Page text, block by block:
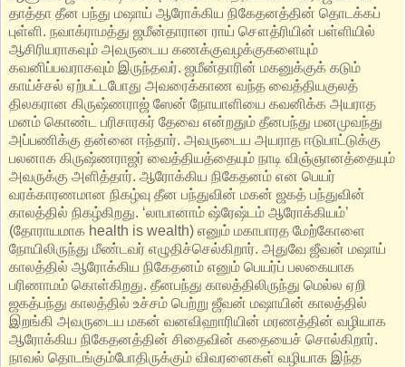
தாத்தா தீன பந்து மஷாய் ஆரோக்கிய நிகேதனத்தின் தொடக்கப்
புள்ளி. நவாக்ராமத்து ஜமீன்தாரான ராய் சௌத்ரியின் பள்ளியில்
ஆசிரியராகவும் அவருடைய கணக்குவழக்குகளையும்
கவனிப்பவராகவும் இருந்தவர். ஜமீன்தாரின் மகனுக்குக் கடும்
காய்ச்சல் ஏற்பட்டபோது அவரைக்காண வந்த வைத்தியகுலத்
திலகரான கிருஷ்ணராஜ் ஸேன் நோயாளியை கவனிக்க அயராத
மனம் கொண்ட பரிசாரகர் தேவை என்றதும் தீனபந்து மனமுவந்து
அப்பணிக்கு தன்னை ஈந்தார். அவருடைய அயராத ஈடுபாட்டுக்கு
பலனாக கிருஷ்ணராஜர் வைத்தியத்தையும் நாடி விஞ்ஞானத்தையும்
அவருக்கு அளித்தார். ஆரோக்கிய நிகேதனம் என பெயர்
வரக்காரணமான நிகழ்வு தீன பந்துவின் மகன் ஜகத் பந்துவின்
காலத்தில் நிகழ்கிறது. ‘லாபானாம் ஷ்ரேஷ்டம் ஆரோக்கியம்’
(தோராயமாக health is wealth) எனும் மகாபாரத மேற்கோளை
நோயிலிருந்து மீண்டவர் எழுதிச்செல்கிறார். அதுவே ஜீவன் மஷாய்
காலத்தில் ஆரோக்கிய நிகேதனம் எனும் பெயர்ப் பலகையாக
பரிணாமம் கொள்கிறது. தீனபந்து காலத்திலிருந்து மெல்ல ஏறி
ஜகத்பந்து காலத்தில் உச்சம் பெற்று ஜீவன் மஷாயின் காலத்தில்
இறங்கி அவருடைய மகன் வனவிஹாரியின் மரணத்தின் வழியாக
ஆரோக்கிய நிகேதனத்தின் சிதைவின் கதையைச் சொல்கிறார்.
நாவல் தொடங்கும்போதிருக்கும் விவரனைகள் வழியாக இந்த